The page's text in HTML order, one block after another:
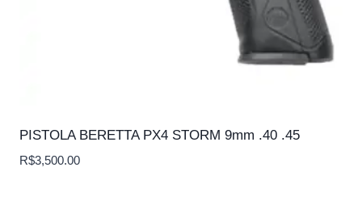
PISTOLA BERETTA PX4 STORM 9mm .40 .45
R$3,500.00